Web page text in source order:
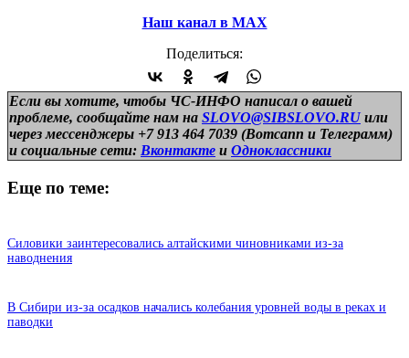
Наш канал в МАХ
Поделиться:
Если вы хотите, чтобы ЧС-ИНФО написал о вашей
проблеме, сообщайте нам на SLOVO@SIBSLOVO.RU или
через мессенджеры +7 913 464 7039 (Вотсапп и Телеграмм)
и социальные сети: Вконтакте и Одноклассники
Еще по теме:
Силовики заинтересовались алтайскими чиновниками из-за
наводнения
В Сибири из-за осадков начались колебания уровней воды в реках и
паводки